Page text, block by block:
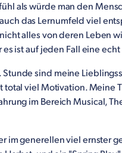
als würde man den
das Lernumfeld viel
alles von deren Leben
es ist auf jeden Fall eine
sind meine
total viel Motivation. Meine
im Bereich Musical,
im generellen viel ernster